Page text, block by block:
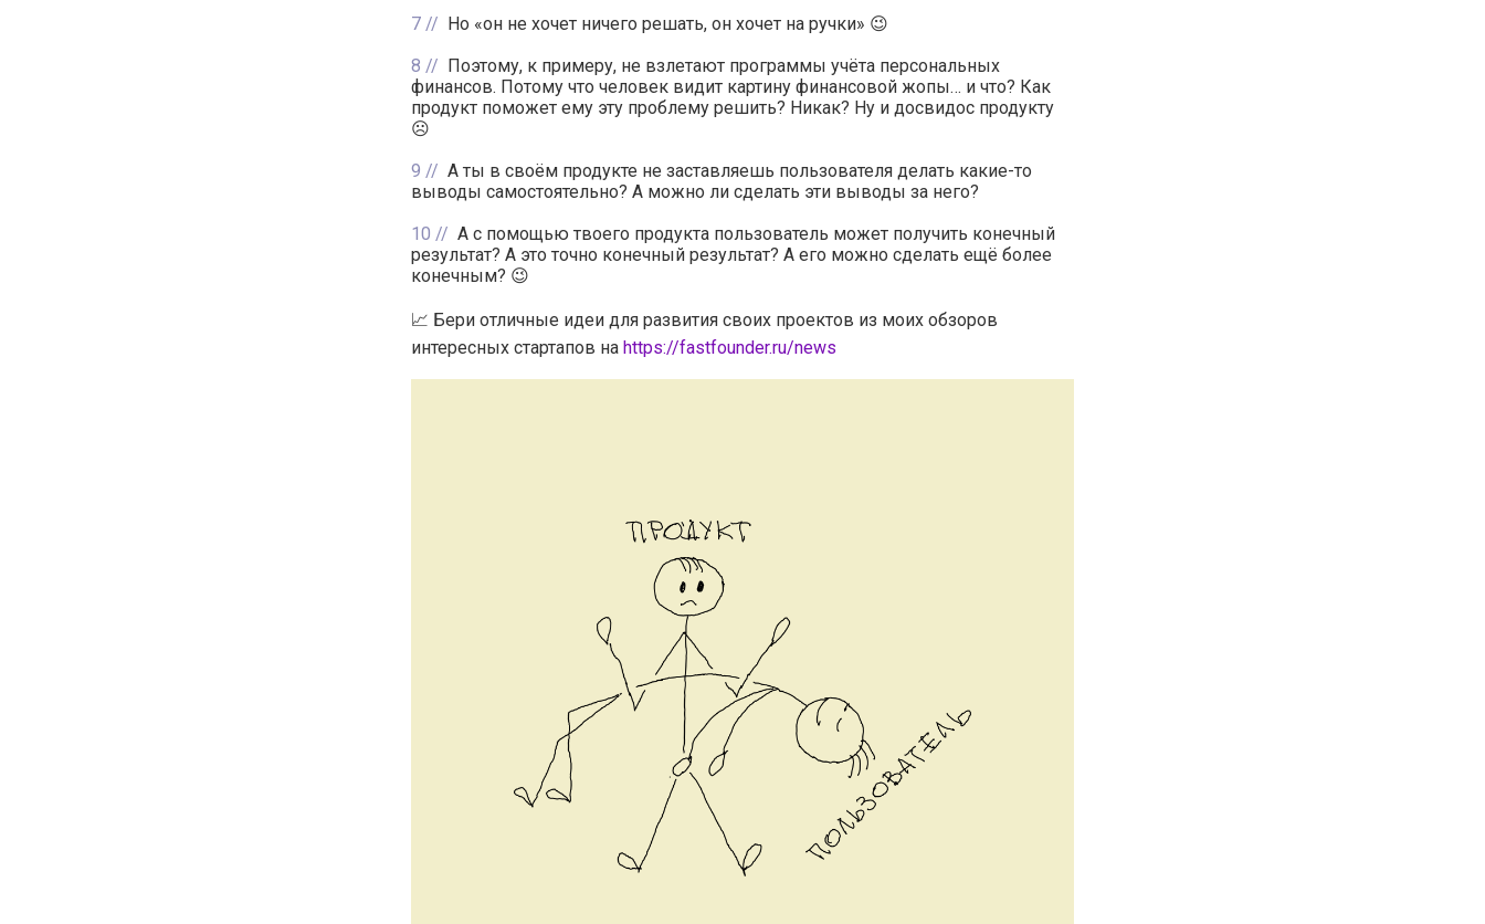
7
Но «он не хочет ничего решать, он хочет на ручки» 😉
8
Поэтому, к примеру, не взлетают программы учёта персональных
финансов. Потому что человек видит картину финансовой жопы… и что? Как
продукт поможет ему эту проблему решить? Никак? Ну и досвидос продукту
☹️
9
А ты в своём продукте не заставляешь пользователя делать какие-то
выводы самостоятельно? А можно ли сделать эти выводы за него?
10
А с помощью твоего продукта пользователь может получить конечный
результат? А это точно конечный результат? А его можно сделать ещё более
конечным? 😉
📈 Бери отличные идеи для развития своих проектов из моих обзоров
интересных стартапов на https://fastfounder.ru/news